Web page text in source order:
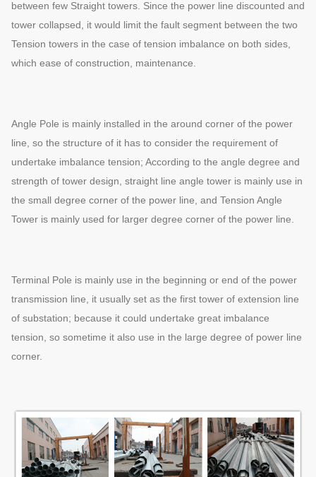
between few Straight towers. Since the power line discounted and
tower collapsed, it would limit the fault segment between the two
Tension towers in the case of tension imbalance on both sides,
which ease of construction, maintenance.
Angle Pole is mainly installed in the around corner of the power
line, so the structure of it has to consider the requirement of
undertake imbalance tension; According to the angle degree and
strength of tower design, straight line angle tower is mainly use in
the small degree corner of the power line, and Tension Angle
Tower is mainly used for larger degree corner of the power line.
Terminal Pole is mainly use in the beginning or end of the power
transmission line, it usually set as the first tower of extension line
of substation; because it could undertake great imbalance
tension, so sometime it also use in the large degree of power line
corner.